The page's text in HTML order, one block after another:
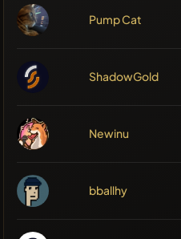
Pump Cat
ShadowGold
Newinu
bballhy